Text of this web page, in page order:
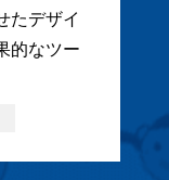
たデザイ
的なツー